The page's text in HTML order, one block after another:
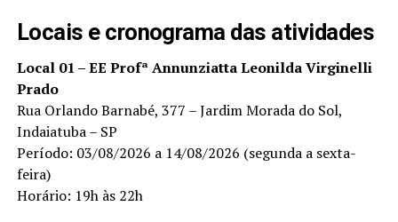
Locais e cronograma das atividades
Local 01 – EE Profª Annunziatta Leonilda Virginelli
Prado
Rua Orlando Barnabé, 377 – Jardim Morada do Sol,
Indaiatuba – SP
Período: 03/08/2026 a 14/08/2026 (segunda a sexta-
feira)
Horário: 19h às 22h